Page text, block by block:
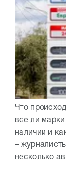
Что
все ли марки
наличии и
–
несколько